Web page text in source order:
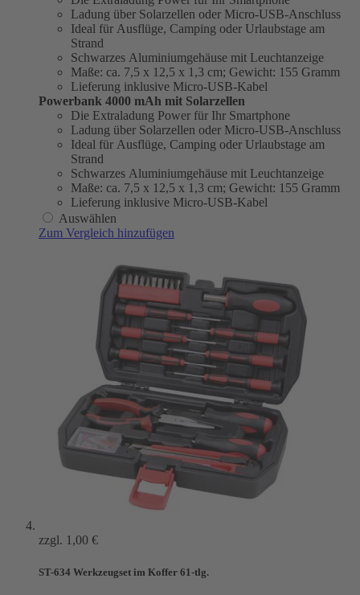
Ladung über Solarzellen oder Micro-USB-Anschluss
Ideal für Ausflüge, Camping oder Urlaubstage am
Strand
Schwarzes Aluminiumgehäuse mit Leuchtanzeige
Maße: ca. 7,5 x 12,5 x 1,3 cm; Gewicht: 155 Gramm
Lieferung inklusive Micro-USB-Kabel
Powerbank 4000 mAh mit Solarzellen
Die Extraladung Power für Ihr Smartphone
Ladung über Solarzellen oder Micro-USB-Anschluss
Ideal für Ausflüge, Camping oder Urlaubstage am
Strand
Schwarzes Aluminiumgehäuse mit Leuchtanzeige
Maße: ca. 7,5 x 12,5 x 1,3 cm; Gewicht: 155 Gramm
Lieferung inklusive Micro-USB-Kabel
Auswählen
Zum Vergleich hinzufügen
zzgl. 1,00 €
ST-634 Werkzeugset im Koffer 61-tlg.